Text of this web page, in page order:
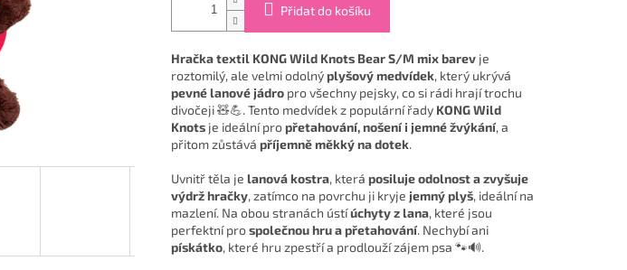
Přidat do košíku
Hračka textil KONG Wild Knots Bear S/M mix barevje
roztomilý, ale velmi odolnýplyšový medvídek, který ukrývá
pevné lanové jádropro všechny pejsky, co si rádi hrají trochu
divočeji 🧸💪. Tento medvídek z populární řady KONG Wild
Knotsje ideální propřetahování, nošení i jemné žvýkání, a
přitom zůstává příjemně měkký na dotek.
Uvnitř těla je lanová kostra, která posiluje odolnost a zvyšuje
výdrž hračky, zatímco na povrchu ji kryje jemný plyš, ideální na
mazlení. Na obou stranách ústíúchyty z lana, které jsou
perfektní prospolečnou hru a přetahování. Nechybí ani
pískátko, které hru zpestří a prodlouží zájem psa 🐾🔊.